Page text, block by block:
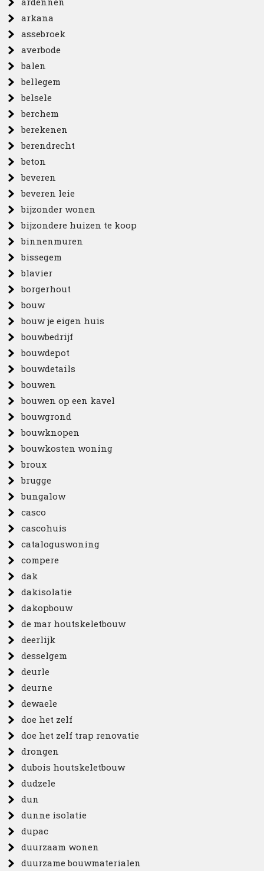
arkana
assebroek
averbode
balen
bellegem
belsele
berchem
berekenen
berendrecht
beton
beveren
beveren leie
bijzonder wonen
bijzondere huizen te koop
binnenmuren
bissegem
blavier
borgerhout
bouw
bouw je eigen huis
bouwbedrijf
bouwdepot
bouwdetails
bouwen
bouwen op een kavel
bouwgrond
bouwknopen
bouwkosten woning
broux
brugge
bungalow
casco
cascohuis
cataloguswoning
compere
dak
dakisolatie
dakopbouw
de mar houtskeletbouw
deerlijk
desselgem
deurle
deurne
dewaele
doe het zelf
doe het zelf trap renovatie
drongen
dubois houtskeletbouw
dudzele
dun
dunne isolatie
dupac
duurzaam wonen
duurzame bouwmaterialen